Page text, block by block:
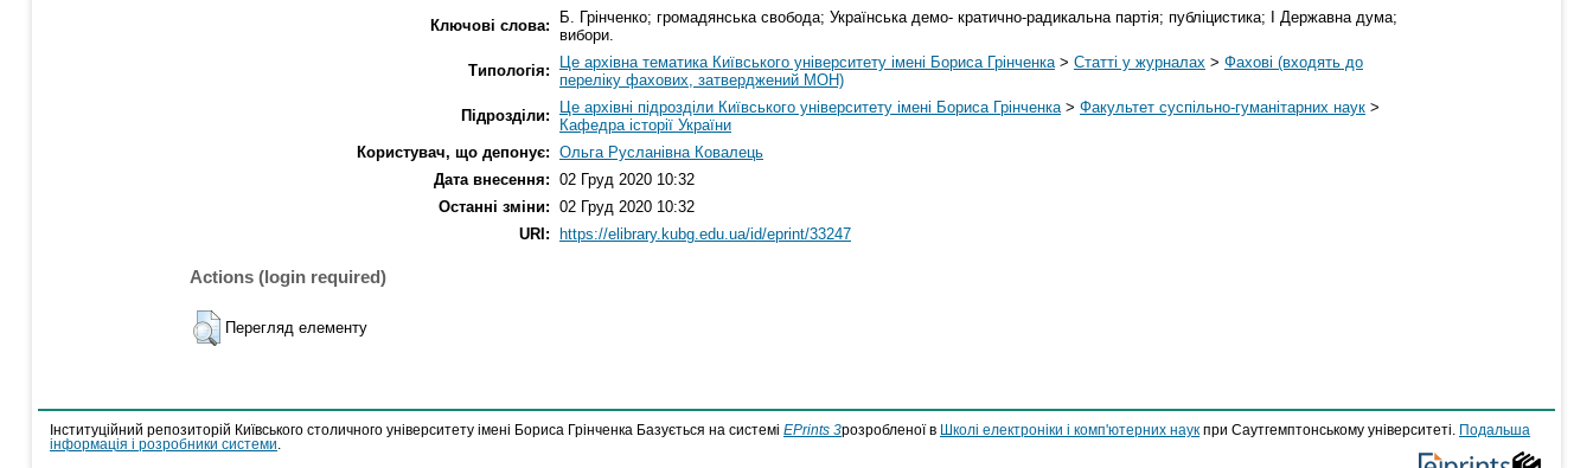
Ключові слова:
Б. Грінченко; громадянська свобода; Українська демо- кратично-радикальна партія; публіцистика; І Державна дума;
вибори.
Типологія:
Це архівна тематика Київського університету імені Бориса Грінченка > Статті у журналах > Фахові (входять до
переліку фахових, затверджений МОН)
Підрозділи:
Це архівні підрозділи Київського університету імені Бориса Грінченка > Факультет суспільно-гуманітарних наук >
Кафедра історії України
Користувач, що депонує: Ольга Русланівна Ковалець
Дата внесення: 02 Груд 2020 10:32
Останні зміни: 02 Груд 2020 10:32
URI:
https://elibrary.kubg.edu.ua/id/eprint/33247
Actions (login required)
Перегляд елементу
Інституційний репозиторій Київського столичного університету імені Бориса Грінченка Базується на системі EPrints 3розробленої в Школі електроніки і комп'ютерних наук при Саутгемптонському університеті.
Подальша
інформація і розробники системи